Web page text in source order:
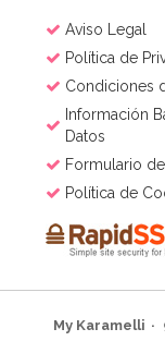
Aviso Legal
Política de
Condiciones
Información
Datos
Formulario
Política de
My Karamelli